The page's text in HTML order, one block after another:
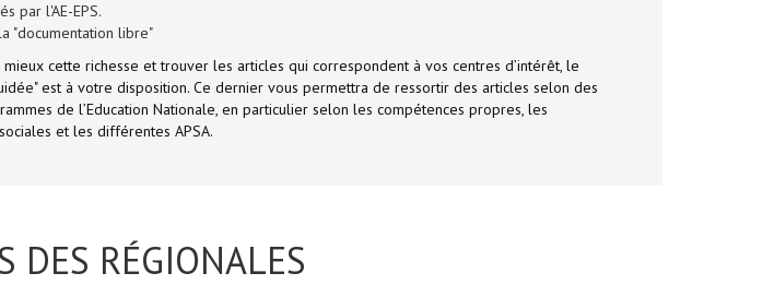
par l'AE-EPS.
"documentation libre"
cette richesse et trouver les articles qui correspondent à vos centres d’intérêt, le
est à votre disposition. Ce dernier vous permettra de ressortir des articles selon des
de l’Education Nationale, en particulier selon les compétences propres, les
et les différentes APSA.
DES RÉGIONALES